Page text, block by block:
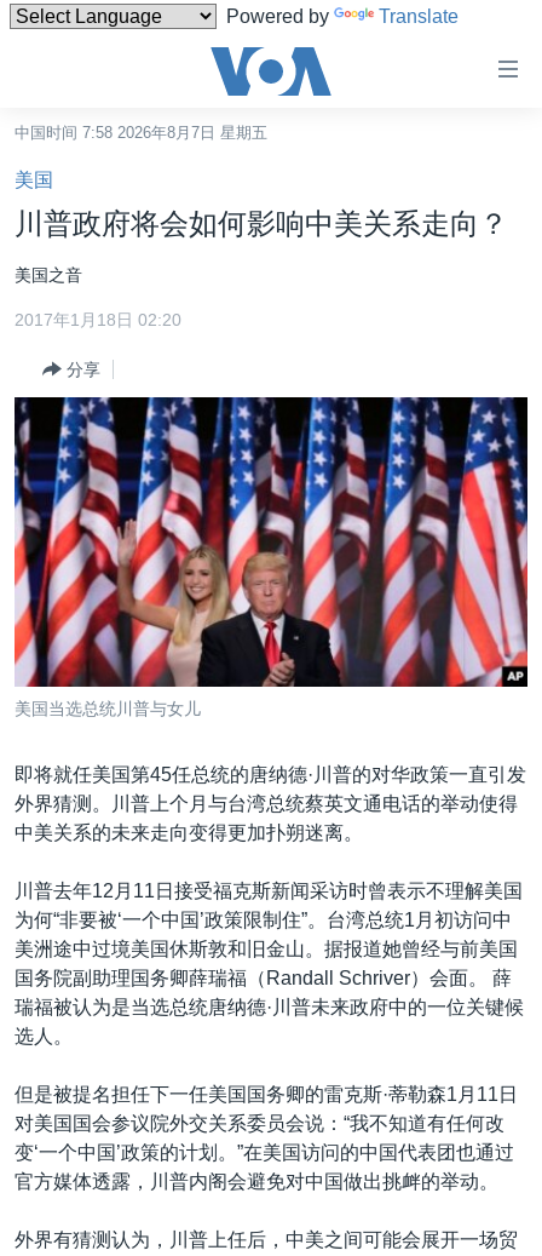
Powered by Translate
碍
链
接
跳
转
内
到
导
航
到
检
中国
台湾
港澳
国际
最新国际新闻
印太
中东
欧洲
非洲
美洲
全球议题
分类新闻
经济·金融·贸易
人权·法律·宗教
科教·文娱·体健
军事
劳工
环境
美中关系
热点专题
白宫要闻
国会报道
美中关系
美国建国250周年
美国之音专访
重要讲话与声明
南中国海争端
关注西藏
关注新疆
GEN Z 看美国
VOA视频
VOA今日焦点
中文广播
关注我们
中国时间 7:58 2026年8月7日 星期五
美国
川普政府将会如何影响中美关系走向？
美国之音
2017年1月18日 02:20
分享
美国当选总统川普与女儿
即将就任美国第45任总统的唐纳德·川普的对华政策一直引发
外界猜测。川普上个月与台湾总统蔡英文通电话的举动使得
中美关系的未来走向变得更加扑朔迷离。
川普去年12月11日接受福克斯新闻采访时曾表示不理解美国
为何“非要被‘一个中国’政策限制住”。台湾总统1月初访问中
美洲途中过境美国休斯敦和旧金山。据报道她曾经与前美国
国务院副助理国务卿薛瑞福（Randall Schriver）会面。 薛
瑞福被认为是当选总统唐纳德·川普未来政府中的一位关键候
选人。
但是被提名担任下一任美国国务卿的雷克斯·蒂勒森1月11日
对美国国会参议院外交关系委员会说：“我不知道有任何改
变‘一个中国’政策的计划。”在美国访问的中国代表团也通过
官方媒体透露，川普内阁会避免对中国做出挑衅的举动。
外界有猜测认为，川普上任后，中美之间可能会展开一场贸